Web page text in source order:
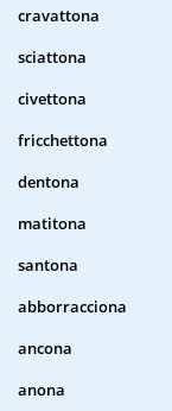
cravattona
sciattona
civettona
fricchettona
dentona
matitona
santona
abborracciona
ancona
anona